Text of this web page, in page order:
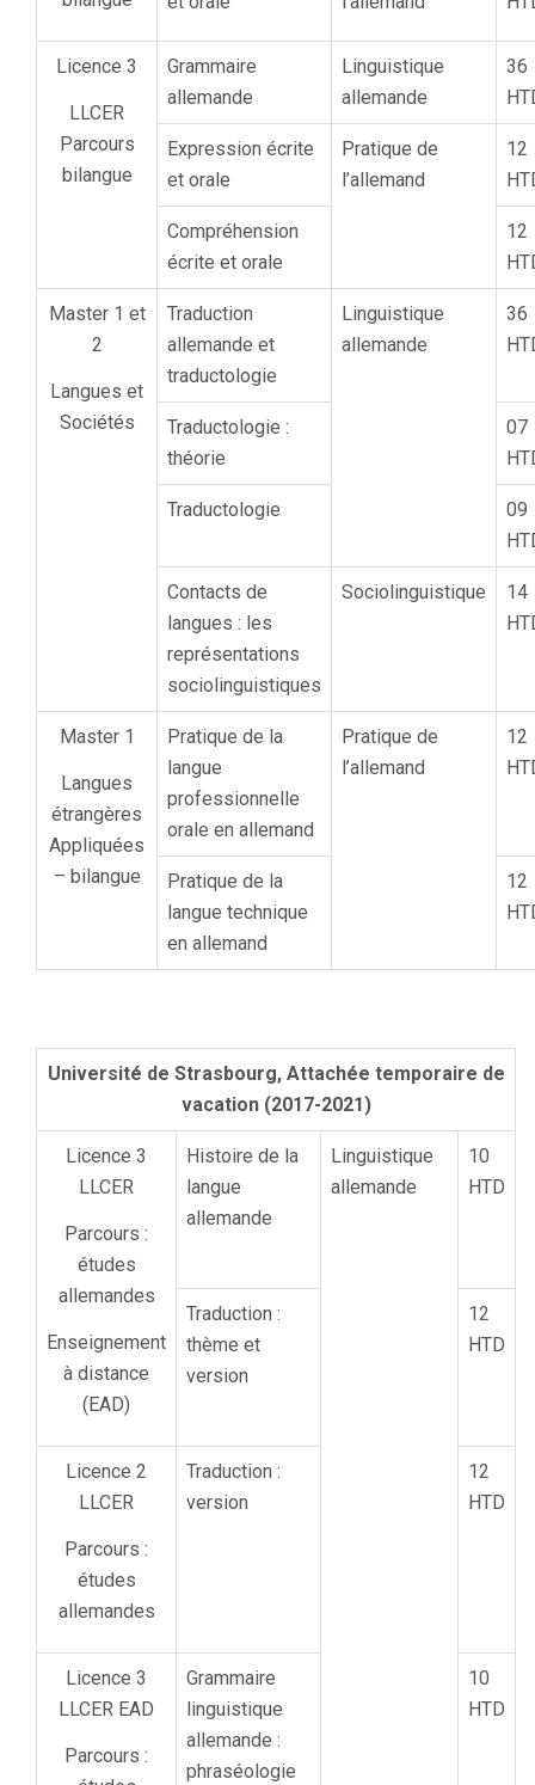
Licence 3
LLCER
Parcours
bilangue
Grammaire
allemande
Linguistique
allemande
36
Expression écrite
et orale
Pratique de
l’allemand
12
Compréhension
écrite et orale
12
Master 1 et
2
Langues et
Sociétés
Traduction
allemande et
traductologie
Linguistique
allemande
36
Traductologie :
théorie
07
Traductologie
09
Contacts de
langues : les
représentations
sociolinguistiques
Sociolinguistique
14
Master 1
Langues
étrangères
Appliquées
– bilangue
Pratique de la
langue
professionnelle
orale en allemand
Pratique de
l’allemand
12
Pratique de la
langue technique
en allemand
12
Université de Strasbourg, Attachée temporaire de
vacation (2017-2021)
Licence 3
LLCER
Parcours :
études
allemandes
Enseignement
à distance
(EAD)
Histoire de la
langue
allemande
Linguistique
allemande
10
HTD
Traduction :
thème et
version
12
HTD
Licence 2
LLCER
Parcours :
études
allemandes
Traduction :
version
12
HTD
Licence 3
LLCER EAD
Parcours :
Grammaire
linguistique
allemande :
phraséologie
10
HTD